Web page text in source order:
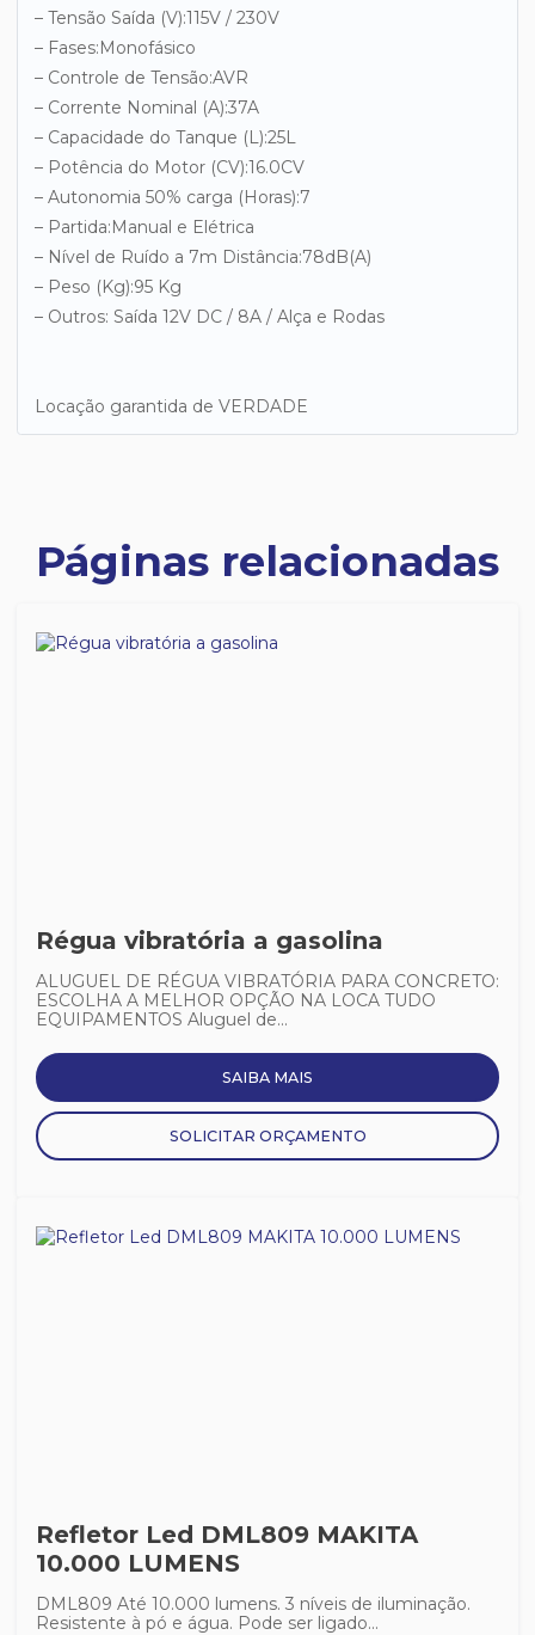
– Tensão Saída (V):115V / 230V
– Fases:Monofásico
– Controle de Tensão:AVR
– Corrente Nominal (A):37A
– Capacidade do Tanque (L):25L
– Potência do Motor (CV):16.0CV
– Autonomia 50% carga (Horas):7
– Partida:Manual e Elétrica
– Nível de Ruído a 7m Distância:78dB(A)
– Peso (Kg):95 Kg
– Outros: Saída 12V DC / 8A / Alça e Rodas
Locação garantida de VERDADE
Páginas relacionadas
Régua vibratória a gasolina
ALUGUEL DE RÉGUA VIBRATÓRIA PARA CONCRETO:
ESCOLHA A MELHOR OPÇÃO NA LOCA TUDO
EQUIPAMENTOS Aluguel de...
SAIBA MAIS
SOLICITAR ORÇAMENTO
Refletor Led DML809 MAKITA
10.000 LUMENS
DML809 Até 10.000 lumens. 3 níveis de iluminação.
Resistente à pó e água. Pode ser ligado...